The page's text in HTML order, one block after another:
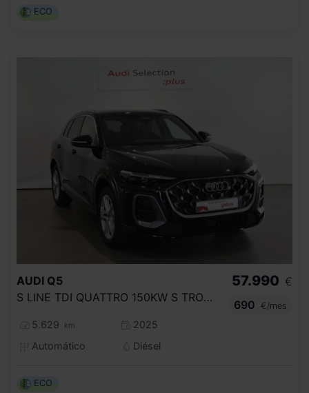
ECO
AUDI Q5
S LINE TDI QUATTRO 150KW S TRONIC
5.629 km
2025
Automático
Diésel
57.990 €
690
€/mes
ECO